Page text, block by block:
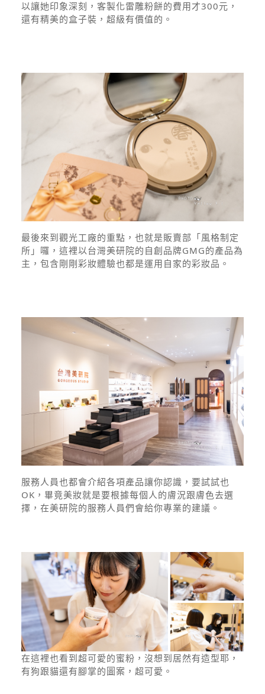
以讓她印象深刻，客製化雷雕粉餅的費用才300元，
還有精美的盒子裝，超級有價值的。
最後來到觀光工廠的重點，也就是販賣部「風格制定
所」囉，這裡以台灣美研院的自創品牌GMG的產品為
主，包含剛剛彩妝體驗也都是運用自家的彩妝品。
服務人員也都會介紹各項產品讓你認識，要試試也
OK，畢竟美妝就是要根據每個人的膚況跟膚色去選
擇，在美研院的服務人員們會給你專業的建議。
在這裡也看到超可愛的蜜粉，沒想到居然有造型耶，
有狗跟貓還有腳掌的圖案，超可愛。